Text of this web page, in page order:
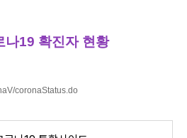
나19 확진자 현황
coronaStatus.do